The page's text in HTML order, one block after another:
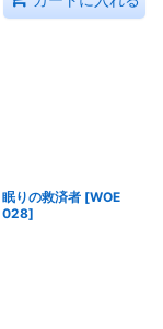
眠りの救済者 [WOE
028]